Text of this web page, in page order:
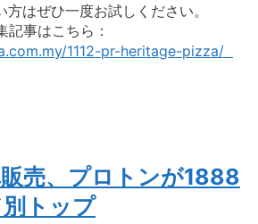
方はぜひ一度お試しください。
記事はこちら：
1112-pr-heritage-pizza/
売、プロトンが1888
トップ